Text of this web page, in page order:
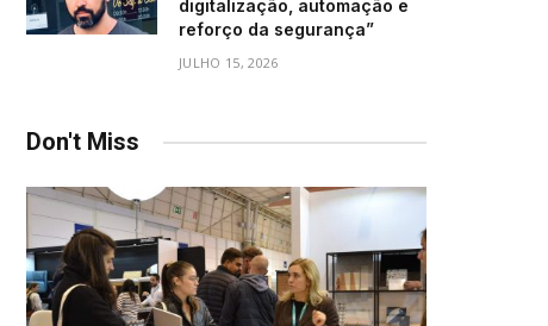
digitalização, automação e
reforço da segurança”
JULHO 15, 2026
Don't Miss